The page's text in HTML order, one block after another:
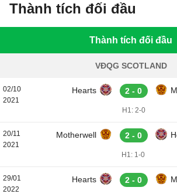
Thành tích đối đầu
Thành tích đối đầu
VĐQG SCOTLAND
02/10
2021
Hearts 2 - 0
H1: 2-0
20/11
2021
Motherwell 2 - 0
H1: 1-0
29/01
2022
Hearts 2 - 0